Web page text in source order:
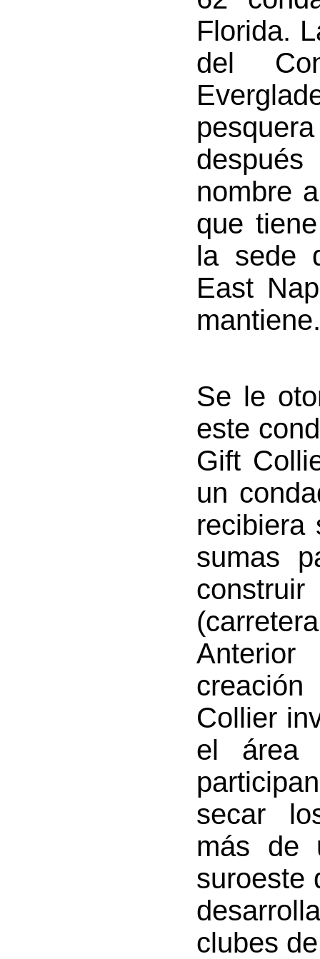
Florida.
del
nombre
que
la sede
East
mantiene.
Se le
este
Gift
un
recibiera
sumas
Collier
el área
secar
más de
suroeste
clubes